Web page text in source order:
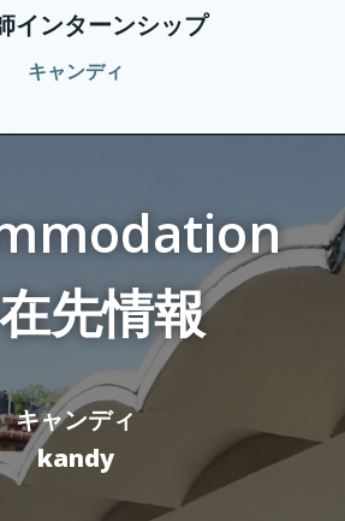
インターンシップ
キャンディ
先情報
キャンディ
kandy